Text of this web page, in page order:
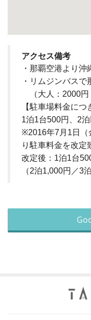
アクセス備考
・那覇空港より
・リムジンバス
（大人：2000円
【駐車場料金につ
1泊1台500円、2
※2016年7月1日（
り駐車料金を改定
改定後：1泊1台
（2泊1,000円／3